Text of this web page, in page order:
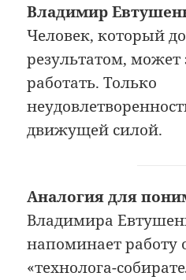
Владимир
Человек, который
результатом, может
работать. Только
движущей силой.
Аналогия для
Владимира
напоминает работу
«технолога-